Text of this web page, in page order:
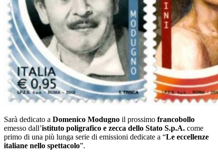
Sarà dedicato a Domenico Modugno il prossimo francobollo
emesso dall’istituto poligrafico e zecca dello Stato S.p.A. come
primo di una più lunga serie di emissioni dedicate a “Le eccellenze
italiane nello spettacolo”.